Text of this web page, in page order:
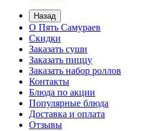
Назад
О Пять Самураев
Скидки
Заказать суши
Заказать пиццу
Заказать набор роллов
Контакты
Блюда по акции
Популярные блюда
Доставка и оплата
Отзывы